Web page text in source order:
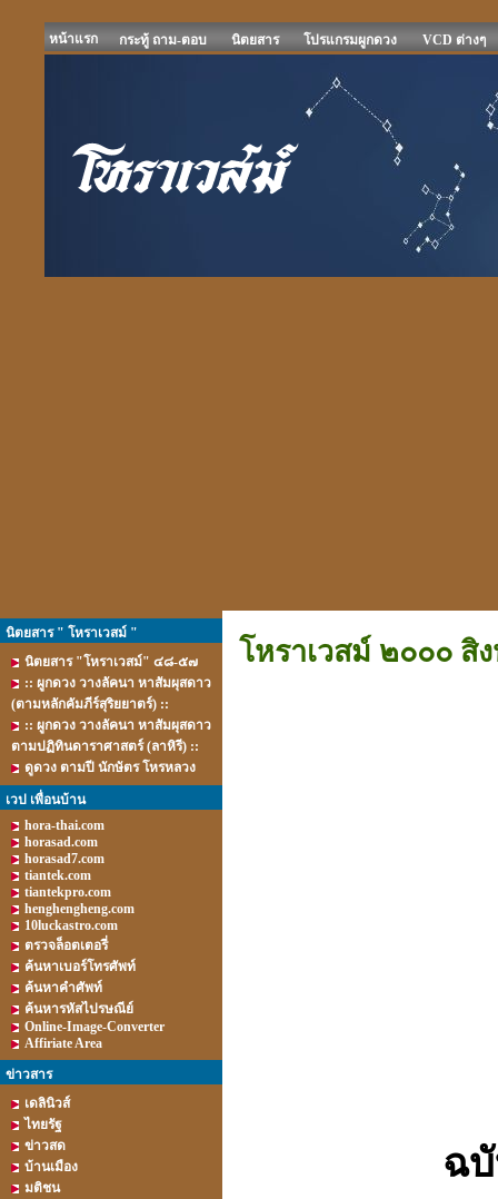
หน้าแรก กระทู้ ถาม-ตอบ นิตยสาร โปรแกรมผูกดวง VCD ต่างๆ
นิตยสาร " โหราเวสม์ "
นิตยสาร "โหราเวสม์" ๔๘-๕๗
:: ผูกดวง วางลัคนา หาสัมผุสดาว
(ตามหลักคัมภีร์สุริยยาตร์) ::
:: ผูกดวง วางลัคนา หาสัมผุสดาว
ตามปฏิทินดาราศาสตร์ (ลาหิรี) ::
ดูดวง ตามปี นักษัตร โหรหลวง
เวป เพื่อนบ้าน
hora-thai.com
horasad.com
horasad7.com
tiantek.com
tiantekpro.com
henghengheng.com
10luckastro.com
ตรวจล็อตเตอรี่
ค้นหาเบอร์โทรศัพท์
ค้นหาคำศัพท์
ค้นหารหัสไปรษณีย์
Online-Image-Converter
Affiriate Area
ข่าวสาร
เดลินิวส์
ไทยรัฐ
ข่าวสด
บ้านเมือง
มติชน
โหราเวสม์ ๒๐๐๐
ฉ